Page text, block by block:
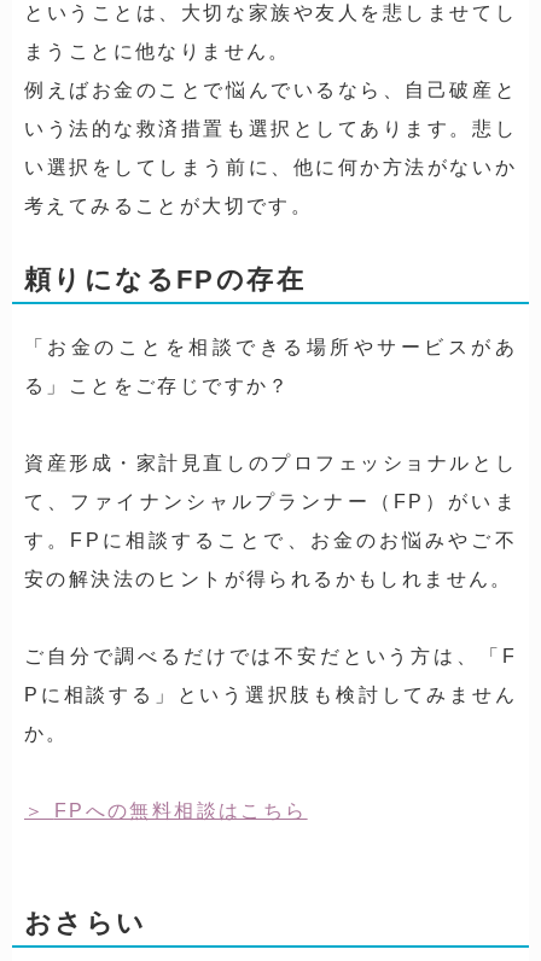
ということは、大切な家族や友人を悲しませてし
まうことに他なりません。
例えばお金のことで悩んでいるなら、自己破産と
いう法的な救済措置も選択としてあります。悲し
い選択をしてしまう前に、他に何か方法がないか
考えてみることが大切です。
頼りになるFPの存在
「お金のことを相談できる場所やサービスがあ
る」ことをご存じですか？
資産形成・家計見直しのプロフェッショナルとし
て、ファイナンシャルプランナー（FP）がいま
す。FPに相談することで、お金のお悩みやご不
安の解決法のヒントが得られるかもしれません。
ご自分で調べるだけでは不安だという方は、「F
Pに相談する」という選択肢も検討してみません
か。
FPへの無料相談はこちら
おさらい